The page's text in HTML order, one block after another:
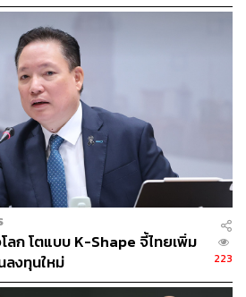
ศูนย์กลาง (Customer Centricity)
ณฑ์และการบริการที่ตอบโจทย์ทุก
ไขที่แตกต่างกันของชีวิตทุกๆ คน
ในด้านความคุ้มครองสุขภาพ ความ
รง ผลิตภัณฑ์ประกันชีวิตควบการ
คชันด้านสุขภาพอย่าง MTL Fit ที่
บที่มีความเฉพาะตัวมากยิ่งขึ้น
อีกทั้งเน้นการสร้างความแตกต่าง
ทย์ความต้องการได้อย่างเข้าถึง
น เพื่อให้สอดรับกับพฤติกรรมและ
าในทุกเพศ ทุกวัย
ลก โตแบบ K-Shape จี้ไทยเพิ่ม
งทุนใหม่
223